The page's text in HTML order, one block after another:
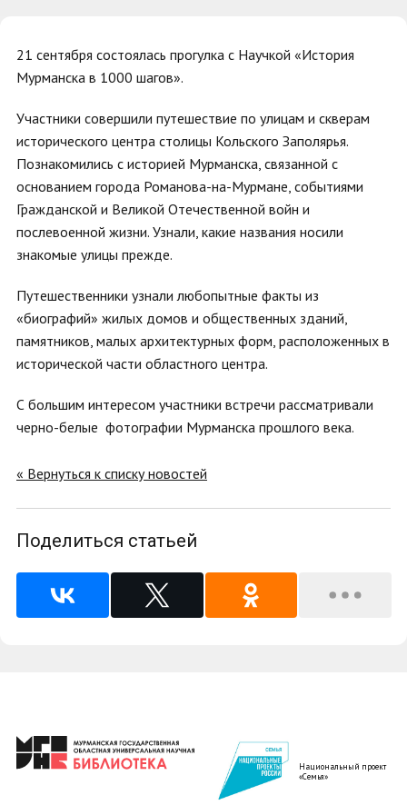
21 сентября состоялась прогулка с Научкой «История
Мурманска в 1000 шагов».
Участники совершили путешествие по улицам и скверам
исторического центра столицы Кольского Заполярья.
Познакомились с историей Мурманска, связанной с
основанием города Романова-на-Мурмане, событиями
Гражданской и Великой Отечественной войн и
послевоенной жизни. Узнали, какие названия носили
знакомые улицы прежде.
Путешественники узнали любопытные факты из
«биографий» жилых домов и общественных зданий,
памятников, малых архитектурных форм, расположенных в
исторической части областного центра.
С большим интересом участники встречи рассматривали
черно-белые фотографии Мурманска прошлого века.
« Вернуться к списку новостей
Поделиться статьей
Национальный проект
«Семья»